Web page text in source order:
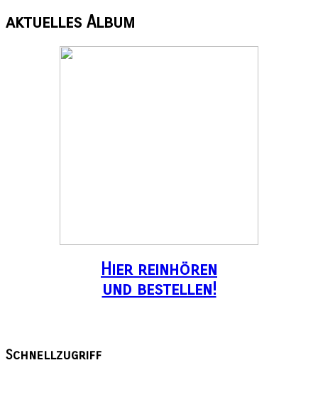
aktuelles Album
Hier reinhören
und bestellen!
Schnellzugriff